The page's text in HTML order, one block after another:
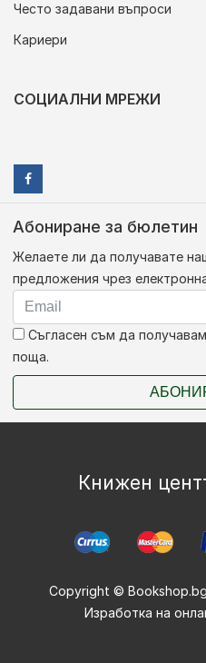
Често задавани въпроси
Кариери
СОЦИАЛНИ МРЕЖИ
Абониране за бюлетин
Желаете ли да получавате
предложения чрез
Съгласен съм да
поща.
Книжен
Copyright ©
Изработка на